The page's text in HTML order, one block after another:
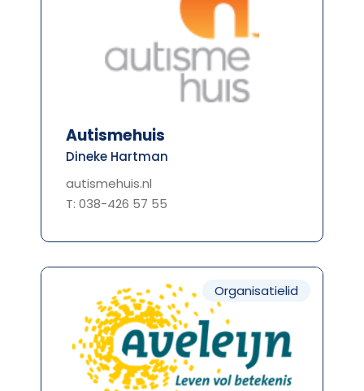
Autismehuis
Dineke Hartman
autismehuis.nl
T: 038-426 57 55
Organisatielid